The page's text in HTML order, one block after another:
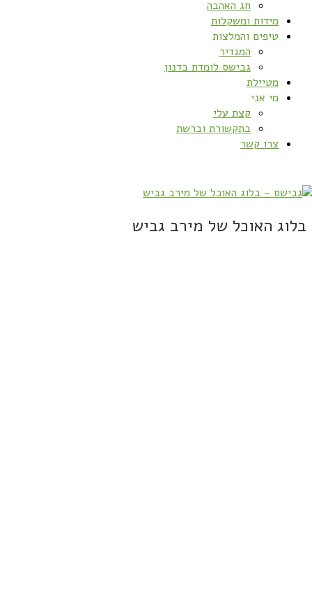
חג האהבה
מידות ומשקלות
טיפים והמלצות
המגדיר
גבישס לומדת בדנון
מטיילת
מי אני
קצת עלי
בתקשורת וברשת
צרו קשר
בלוג האוכל של מירב גביש